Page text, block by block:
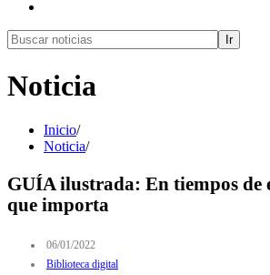
Ir
Noticia
Inicio/
Noticia/
GUÍA ilustrada: En tiempos de
que importa
06/01/2022
Biblioteca digital